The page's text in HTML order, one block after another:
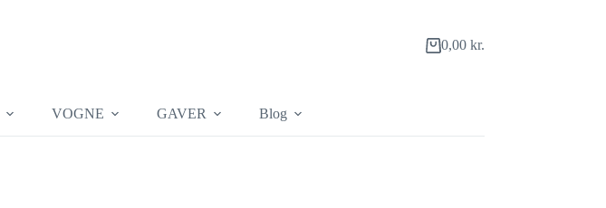
Indkøbskurv
0,00 kr.
VOGNE GAVER Blog